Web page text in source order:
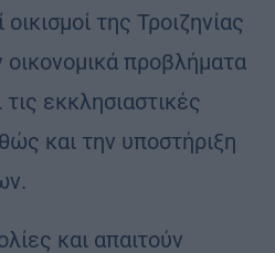
της Τροιζηνίας
οικονομικά προβλήματα
εκκλησιαστικές
και την υποστήριξη
και απαιτούν